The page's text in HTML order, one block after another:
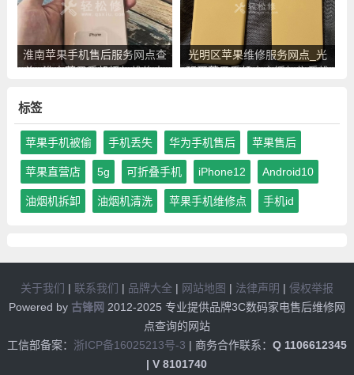
淮南苹果手机售后服务网点查
询_淮南苹果手机授权维修中
光明区苹果维修服务网点_光
明区苹果手机官方授权售后维
标签
苹果手机被偷 手机丢失 华为手机售后 苹果售后
苹果直营店 5g 可折叠手机 iPhone12 Android10
油烟机拆卸 油烟机清洗 苹果手机维修点 手机id
关于我们 | 联系我们 | 品牌大全| 网站地图 | 法律声明 | 侵权举报
Powered by 古锋网 2012-2025 专业提供品牌3C数码家电售后维修网
点查询的网站
工信部备案： 浙ICP备16025213号-3 | 商务合作联系： Q 1106612345
| V 8101740